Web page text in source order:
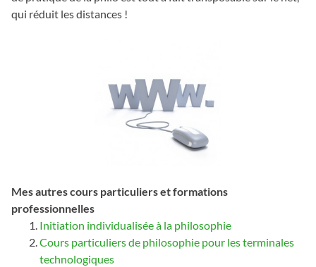
qui réduit les distances !
Mes autres cours particuliers et formations
professionnelles
Initiation individualisée à la philosophie
Cours particuliers de philosophie pour les terminales
technologiques